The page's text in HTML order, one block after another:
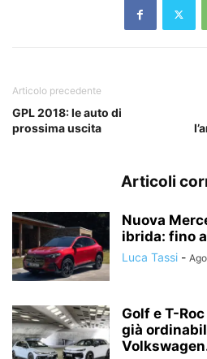
Articolo precedente
GPL 2018: le auto di
prossima uscita
Articoli
Nuova
ibrida: fino
Luca Tassi -
Golf e T-
già